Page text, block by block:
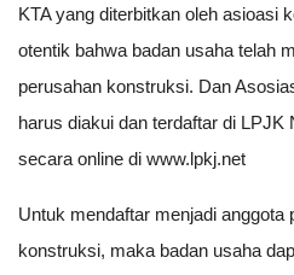
KTA yang diterbitkan oleh asioasi
otentik bahwa badan usaha telah
perusahan konstruksi. Dan
harus diakui dan terdaftar di LPJK
secara online di www.lpkj.net
Untuk mendaftar menjadi anggota
konstruksi, maka badan usaha